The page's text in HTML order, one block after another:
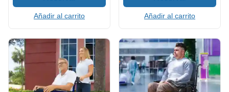
Añadir al carrito Añadir al carrito